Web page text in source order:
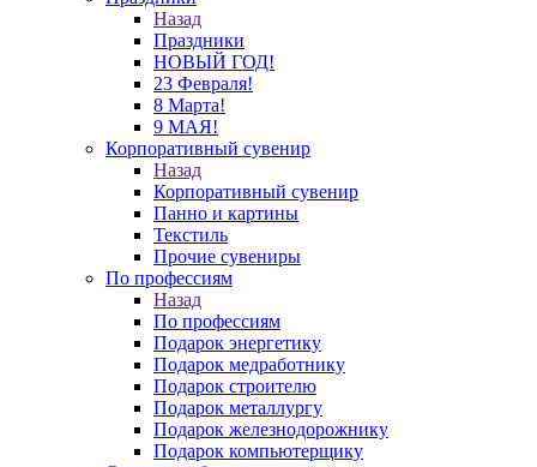
Назад
Праздники
НОВЫЙ ГОД!
23 Февраля!
8 Марта!
9 МАЯ!
Корпоративный сувенир
Назад
Корпоративный сувенир
Панно и картины
Текстиль
Прочие сувениры
По профессиям
Назад
По профессиям
Подарок энергетику
Подарок медработнику
Подарок строителю
Подарок металлургу
Подарок железнодорожнику
Подарок компьютерщику